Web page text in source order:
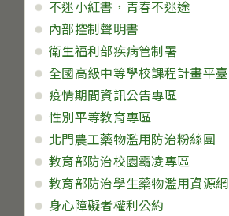
不迷小紅書，青春不迷途
內部控制聲明書
衛生福利部疾病管制署
全國高級中等學校課程計畫平臺
疫情期間資訊公告專區
性別平等教育專區
北門農工藥物濫用防治粉絲團
教育部防治校園霸凌專區
教育部防治學生藥物濫用資源網
身心障礙者權利公約